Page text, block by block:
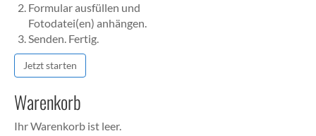
Formular ausfüllen und
Fotodatei(en) anhängen.
Senden. Fertig.
Jetzt starten
Warenkorb
Ihr Warenkorb ist leer.